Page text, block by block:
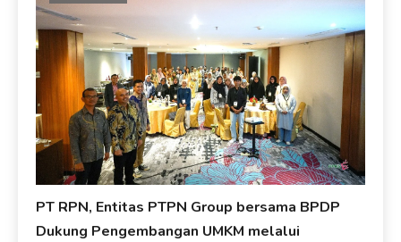
PT RPN, Entitas PTPN Group bersama BPDP
Dukung Pengembangan UMKM melalui